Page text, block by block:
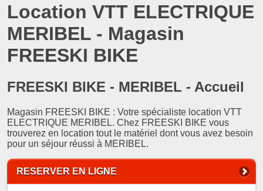
Location VTT ELECTRIQUE
MERIBEL - Magasin
FREESKI BIKE
FREESKI BIKE - MERIBEL - Accueil
Magasin FREESKI BIKE : Votre spécialiste location VTT
ELECTRIQUE MERIBEL. Chez FREESKI BIKE vous
trouverez en location tout le matériel dont vous avez besoin
pour un séjour réussi à MERIBEL.
RESERVER EN LIGNE